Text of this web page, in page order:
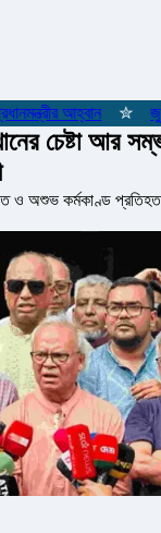
আহ্বান ✮
চেষ্টা আর
ও অশুভ কর্মকাণ্ড